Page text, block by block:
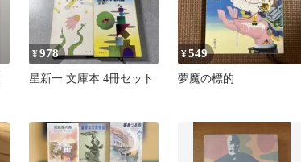
¥978
星新一 文庫本 4冊セット
¥549
夢魔の標的